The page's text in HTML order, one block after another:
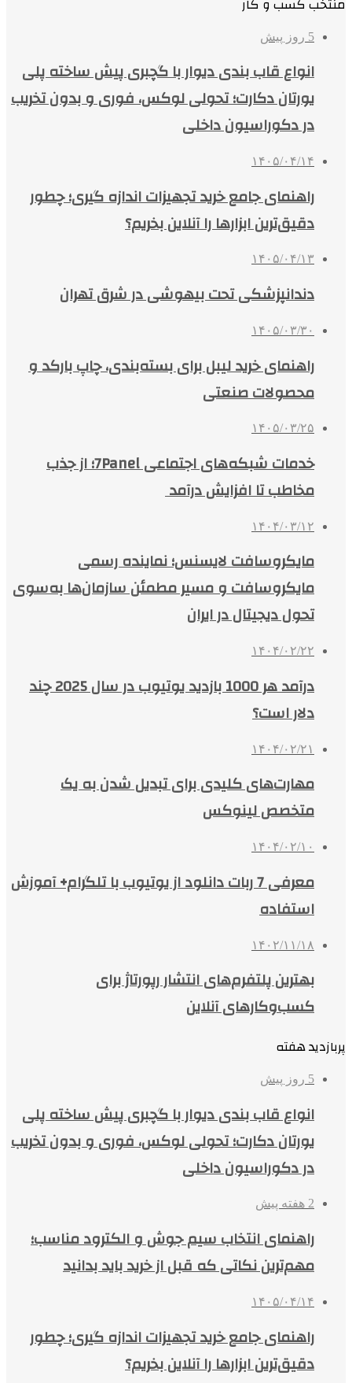
5 روز پیش
انواع قاب بندی دیوار با گچبری پیش ساخته پلی
یورتان دکارت؛ تحولی لوکس، فوری و بدون تخریب
در دکوراسیون داخلی
۱۴۰۵/۰۴/۱۴
راهنمای جامع خرید تجهیزات اندازه گیری؛ چطور
دقیق‌ترین ابزارها را آنلاین بخریم؟
۱۴۰۵/۰۴/۱۳
دندانپزشکی تحت بیهوشی در شرق تهران
۱۴۰۵/۰۳/۳۰
راهنمای خرید لیبل برای بسته‌بندی، چاپ بارکد و
محصولات صنعتی
۱۴۰۵/۰۳/۲۵
خدمات شبکه‌های اجتماعی 7Panel؛ از جذب
مخاطب تا افزایش درآمد
۱۴۰۴/۰۳/۱۲
مایکروسافت لایسنس؛ نماینده رسمی
مایکروسافت و مسیر مطمئن سازمان‌ها به‌سوی
تحول دیجیتال در ایران
۱۴۰۴/۰۲/۲۲
درآمد هر 1000 بازدید یوتیوب در سال 2025 چند
دلار است؟
۱۴۰۴/۰۲/۲۱
مهارت‌های کلیدی برای تبدیل شدن به یک
متخصص لینوکس
۱۴۰۴/۰۲/۱۰
معرفی 7 ربات دانلود از یوتیوب با تلگرام+ آموزش
استفاده
۱۴۰۲/۱۱/۱۸
بهترین پلتفرم‌های انتشار رپورتاژ برای
کسب‌وکارهای آنلاین
پربازدید هفته
5 روز پیش
انواع قاب بندی دیوار با گچبری پیش ساخته پلی
یورتان دکارت؛ تحولی لوکس، فوری و بدون تخریب
در دکوراسیون داخلی
2 هفته پیش
راهنمای انتخاب سیم جوش و الکترود مناسب؛
مهم‌ترین نکاتی که قبل از خرید باید بدانید
۱۴۰۵/۰۴/۱۴
راهنمای جامع خرید تجهیزات اندازه گیری؛ چطور
دقیق‌ترین ابزارها را آنلاین بخریم؟